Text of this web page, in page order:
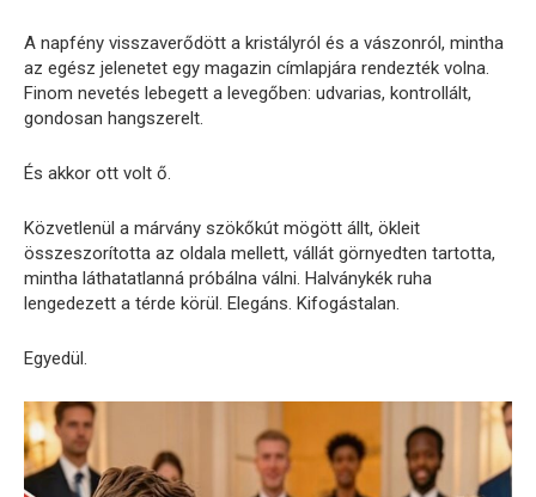
A napfény visszaverődött a kristályról és a vászonról, mintha
az egész jelenetet egy magazin címlapjára rendezték volna.
Finom nevetés lebegett a levegőben: udvarias, kontrollált,
gondosan hangszerelt.
És akkor ott volt ő.
Közvetlenül a márvány szökőkút mögött állt, ökleit
összeszorította az oldala mellett, vállát görnyedten tartotta,
mintha láthatatlanná próbálna válni. Halványkék ruha
lengedezett a térde körül. Elegáns. Kifogástalan.
Egyedül.